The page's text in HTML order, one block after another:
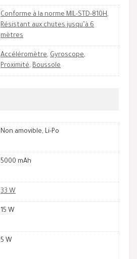
Conforme à la norme MIL-STD-810H,
Résistant aux chutes jusqu’à 6
mètres
Accéléromètre, Gyroscope,
Proximité, Boussole
Non amovible, Li-Po
5000 mAh
33 W
15 W
5 W